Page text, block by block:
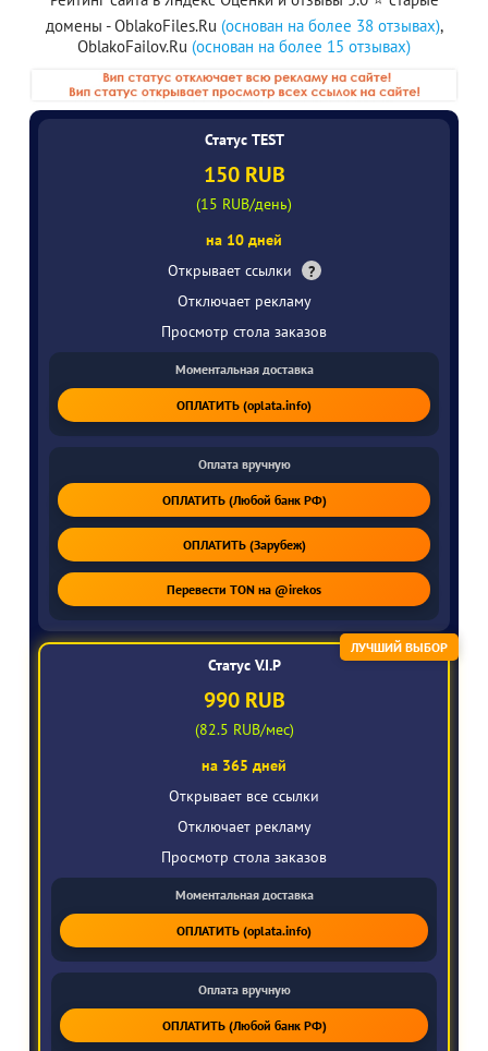
домены - OblakoFiles.Ru (основан на более 38 отзывах),
OblakoFailov.Ru (основан на более 15 отзывах)
Статус TEST
150 RUB
(15 RUB/день)
на 10 дней
Открывает ссылки
?
Отключает рекламу
Просмотр стола заказов
Моментальная доставка
ОПЛАТИТЬ (oplata.info)
Оплата вручную
ОПЛАТИТЬ (Любой банк РФ)
ОПЛАТИТЬ (Зарубеж)
Перевести TON на @irekos
ЛУЧШИЙ ВЫБОР
Статус V.I.P
990 RUB
(82.5 RUB/мес)
на 365 дней
Открывает все ссылки
Отключает рекламу
Просмотр стола заказов
Моментальная доставка
ОПЛАТИТЬ (oplata.info)
Оплата вручную
ОПЛАТИТЬ (Любой банк РФ)